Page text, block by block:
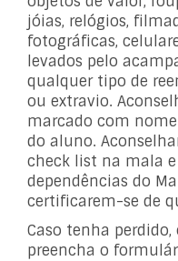
jóias, relógios,
fotográficas,
levados pelo
qualquer tipo de
ou extravio.
marcado com
do aluno.
check list na mala
dependências do
certificarem-se de
Caso tenha
preencha o